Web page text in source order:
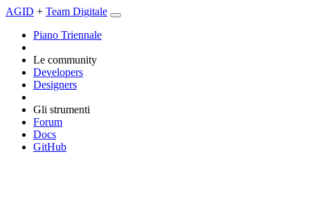
AGID + Team Digitale
Piano Triennale
Le community
Developers
Designers
Gli strumenti
Forum
Docs
GitHub